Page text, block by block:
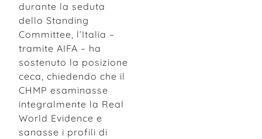
durante la seduta
dello Standing
Committee, l’Italia –
tramite AIFA – ha
sostenuto la posizione
ceca, chiedendo che il
CHMP esaminasse
integralmente la Real
World Evidence e
sanasse i profili di